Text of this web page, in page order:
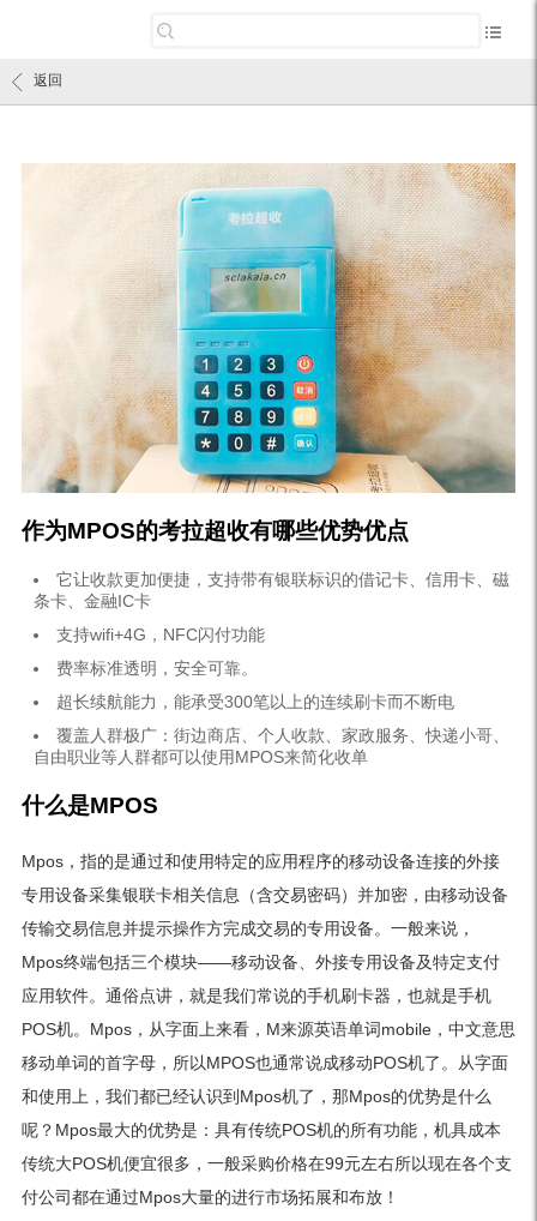
返回
作为MPOS的考拉超收有哪些优势优点
它让收款更加便捷，支持带有银联标识的借记卡、信用卡、磁
条卡、金融IC卡
支持wifi+4G，NFC闪付功能
费率标准透明，安全可靠。
超长续航能力，能承受300笔以上的连续刷卡而不断电
覆盖人群极广：街边商店、个人收款、家政服务、快递小哥、
自由职业等人群都可以使用MPOS来简化收单
什么是MPOS
Mpos，指的是通过和使用特定的应用程序的移动设备连接的外接
专用设备采集银联卡相关信息（含交易密码）并加密，由移动设备
传输交易信息并提示操作方完成交易的专用设备。一般来说，
Mpos终端包括三个模块——移动设备、外接专用设备及特定支付
应用软件。通俗点讲，就是我们常说的手机刷卡器，也就是手机
POS机。Mpos，从字面上来看，M来源英语单词mobile，中文意思
移动单词的首字母，所以MPOS也通常说成移动POS机了。从字面
和使用上，我们都已经认识到Mpos机了，那Mpos的优势是什么
呢？Mpos最大的优势是： 具有传统POS机的所有功能，机具成本
传统大POS机便宜很多，一般采购价格在99元左右所以现在各个支
付公司都在通过Mpos大量的进行市场拓展和布放！